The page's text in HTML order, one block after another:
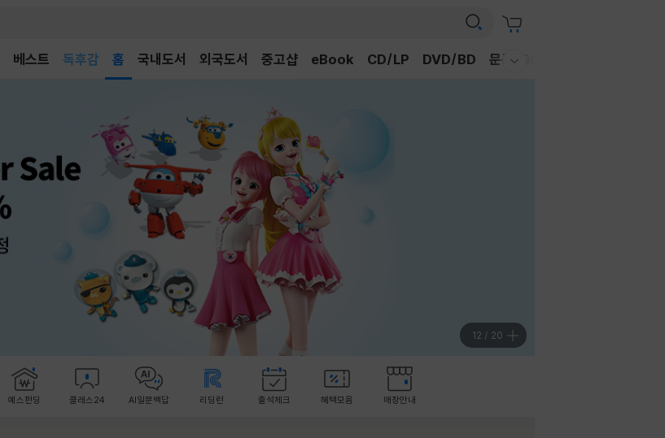
베스트
어린이
홈 국내도서 외국도서 중고샵 eBook CD/LP DVD/BD 문구/GIFT
12 / 20
예스펀딩 클래스24 AI일문백답 리딩런 출석체크 혜택모음 매장안내